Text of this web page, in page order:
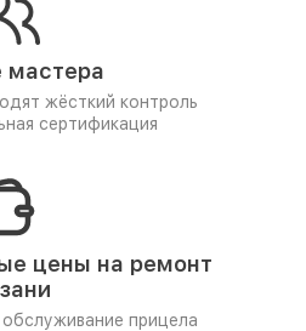
жёсткий контроль
сертификация
цены на ремонт
прицела